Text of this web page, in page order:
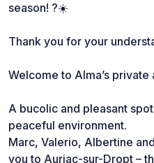
season! ?☀️
Thank you for your
Welcome to Alma’s private
A bucolic and pleasant
peaceful environment.
Marc, Valerio, Albertine
you to Auriac-sur-Dropt –